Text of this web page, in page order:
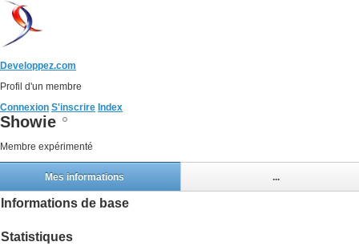
Developpez.com
Profil d'un membre
Connexion S'inscrire Index
Showie
Membre expérimenté
Mes informations ...
Informations de base
Statistiques